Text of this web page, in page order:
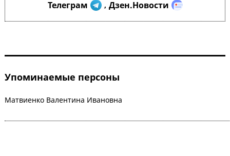
Телеграм , Дзен.Новости
Упоминаемые персоны
Матвиенко Валентина Ивановна